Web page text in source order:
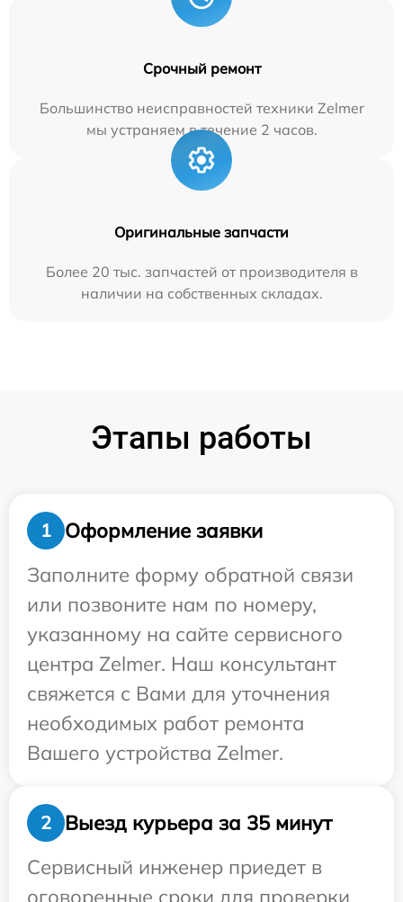
Срочный ремонт
Большинство неисправностей техники Zelmer
мы устраняем в течение 2 часов.
Оригинальные запчасти
Более 20 тыс. запчастей от производителя в
наличии на собственных складах.
Этапы работы
1
Оформление заявки
Заполните форму обратной связи
или позвоните нам по номеру,
указанному на сайте сервисного
центра Zelmer. Наш консультант
свяжется с Вами для уточнения
необходимых работ ремонта
Вашего устройства Zelmer.
2
Выезд курьера за 35 минут
Сервисный инженер приедет в
оговоренные сроки для проверки